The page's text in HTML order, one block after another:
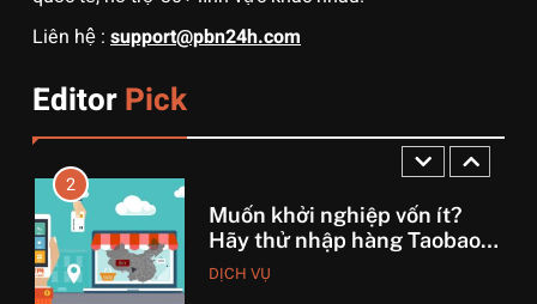
Liên hệ : support@pbn24h.com
EditorPick
1
2
Muốn khởi nghiệp vốn ít?
Hãy thử nhập hàng Taobao –
Từ hai bàn tay trắng đến
tháng lời 20 triệu
DỊCH VỤ